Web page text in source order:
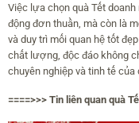
Việc lựa chọn quà Tết
động đơn thuần, mà còn là
và duy trì mối quan hệ tốt
chất lượng, độc đáo không
chuyên nghiệp và tinh tế của
====>>> Tin liên quan quà